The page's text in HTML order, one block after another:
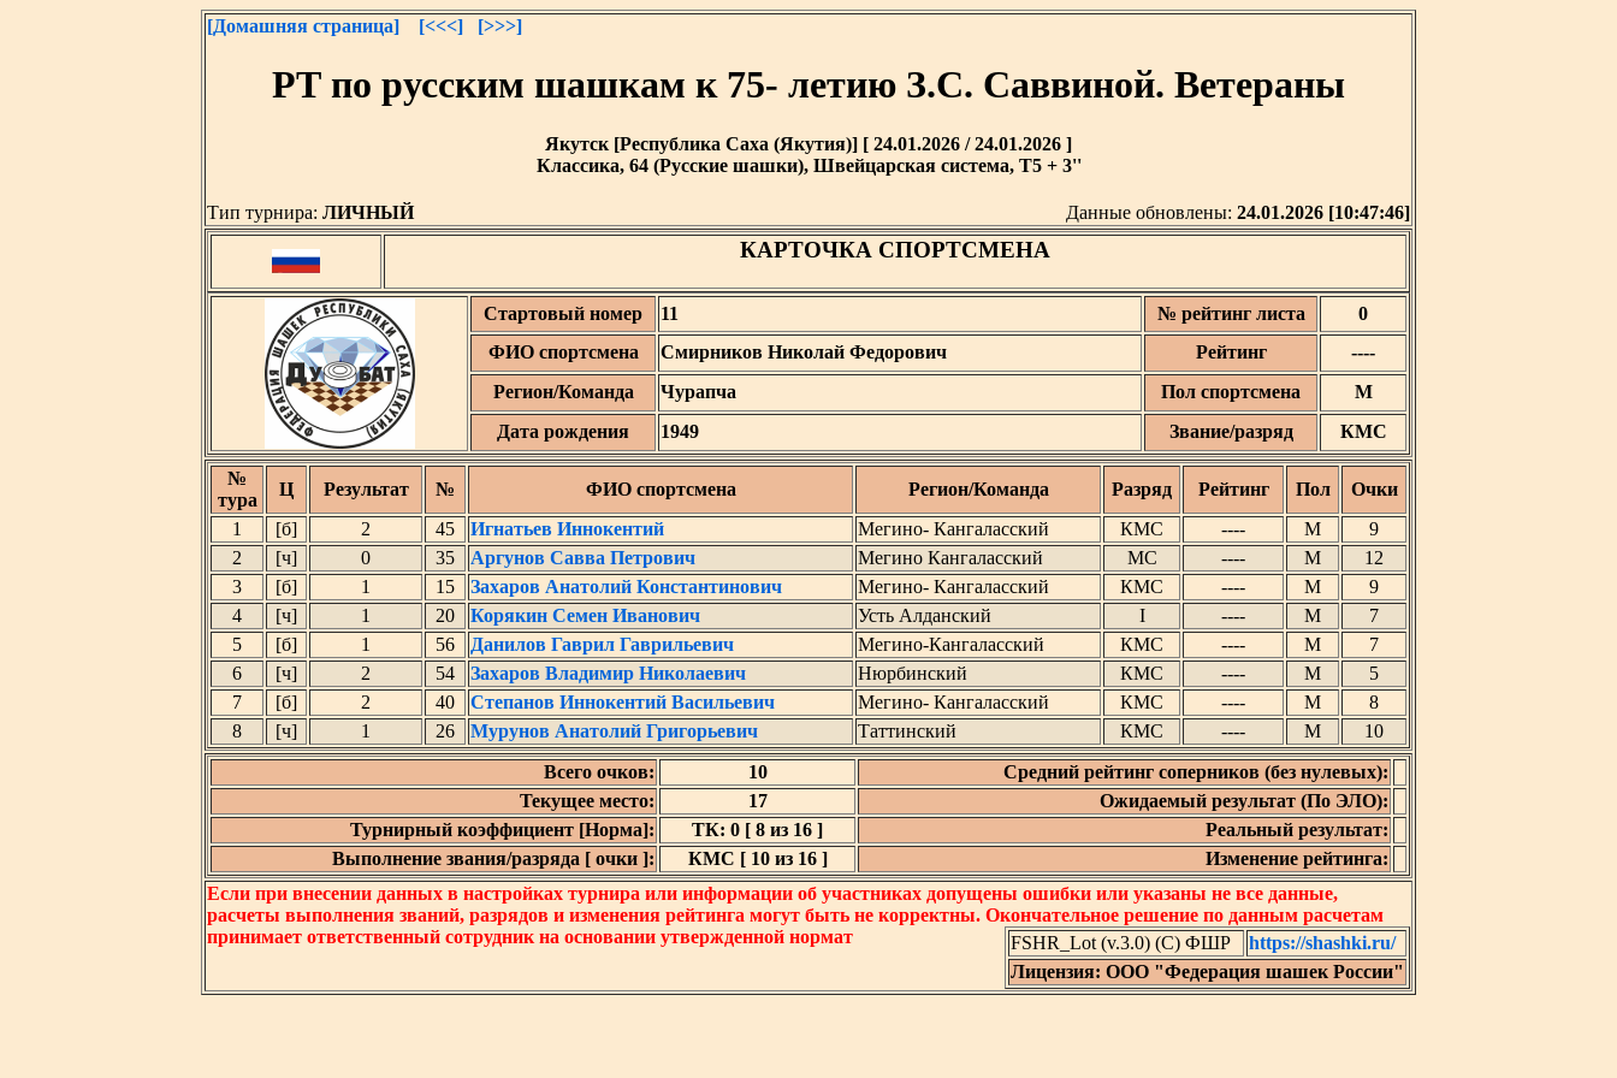
[Домашняя страница] [<<<] [>>>]
РТ по русским шашкам к 75- летию З.С. Саввиной. Ветераны
Якутск [Республика Саха (Якутия)] [ 24.01.2026 / 24.01.2026 ]
Классика, 64 (Русские шашки), Швейцарская система, T5 + 3''
Тип турнира: ЛИЧНЫЙ Данные обновлены: 24.01.2026 [10:47:46]
КАРТОЧКА СПОРТСМЕНА
Стартовый номер 11 № рейтинг листа
0
ФИО спортсмена
Смирников Николай Федорович Рейтинг
----
Регион/Команда
Чурапча Пол спортсмена
М
Дата рождения
1949 Звание/разряд КМС
№
тура
Ц Результат № ФИО спортсмена Регион/Команда Разряд Рейтинг Пол
Очки
1
[б] 2 45 Игнатьев Иннокентий Мегино- Кангаласский КМС ---- М
9
2
[ч] 0 35 Аргунов Савва Петрович Мегино Кангаласский МС ---- М
12
3
[б] 1 15 Захаров Анатолий Константинович Мегино- Кангаласский КМС ---- М
9
4
[ч] 1 20 Корякин Семен Иванович Усть Алданский I ---- М
7
5
[б] 1 56 Данилов Гаврил Гаврильевич Мегино-Кангаласский КМС ---- М
7
6
[ч] 2 54 Захаров Владимир Николаевич Нюрбинский КМС ---- М
5
7
[б] 2 40 Степанов Иннокентий Васильевич Мегино- Кангаласский КМС ---- М
8
8
[ч] 1 26 Мурунов Анатолий Григорьевич Таттинский КМС ---- М
10
Всего очков:
10
Средний рейтинг соперников (без нулевых):
Текущее место:
17
Ожидаемый результат (По ЭЛО):
Турнирный коэффициент [Норма]:
ТК: 0 [ 8 из 16 ]
Реальный результат:
Выполнение звания/разряда [ очки ]:
КМС [ 10 из 16 ]
Изменение рейтинга:
Если при внесении данных в настройках турнира или информации об участниках допущены ошибки или указаны не все данные,
расчеты выполнения званий, разрядов и изменения рейтинга могут быть не корректны. Окончательное решение по данным расчетам
принимает ответственный сотрудник на основании утвержденной нормат
FSHR_Lot (v.3.0) (C) ФШР
https://shashki.ru/
Лицензия: ООО "Федерация шашек России"